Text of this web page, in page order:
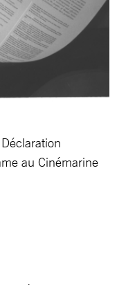
au Cinémarine